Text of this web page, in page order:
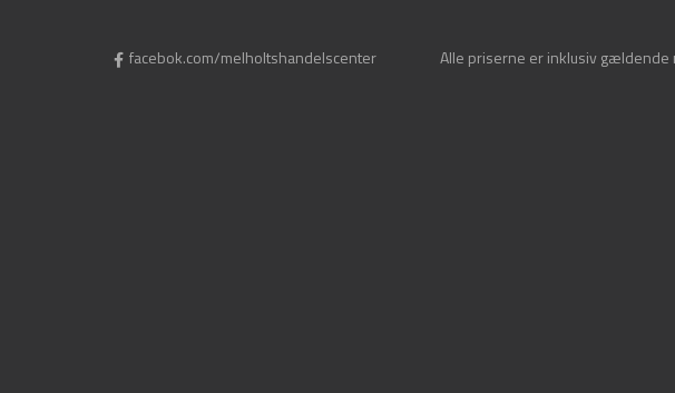
facebok.com/melholtshandelscenter Alle priserne er inklusiv gældende